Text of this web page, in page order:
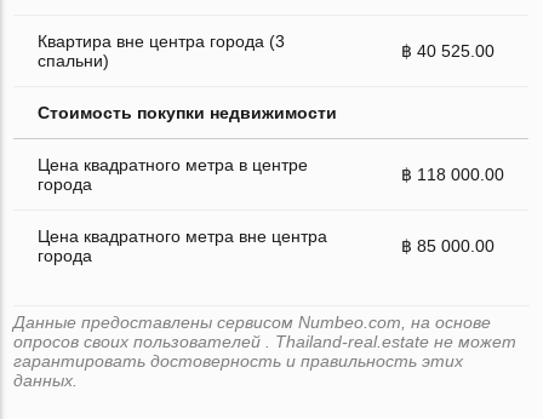
Квартира вне центра города (3
спальни)
฿ 40 525.00
Стоимость покупки недвижимости
Цена квадратного метра в центре
города
฿ 118 000.00
Цена квадратного метра вне центра
города
฿ 85 000.00
Данные предоставлены сервисом Numbeo.com, на основе
опросов своих пользователей . Thailand-real.estate не может
гарантировать достоверность и правильность этих
данных.